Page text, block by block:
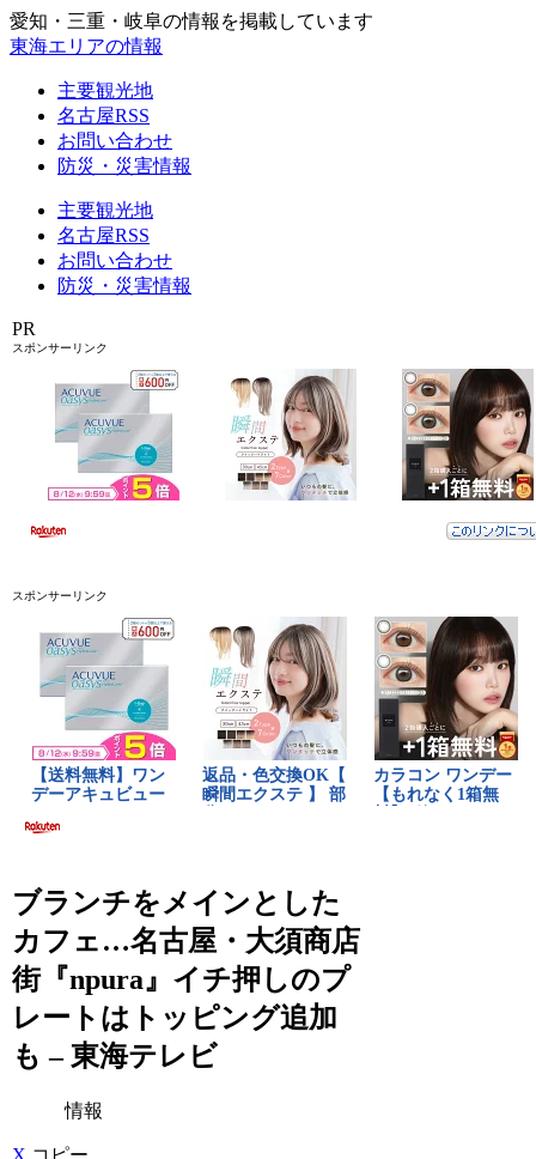
愛知・三重・岐阜の情報を掲載しています
東海エリアの情報
主要観光地
名古屋RSS
お問い合わせ
防災・災害情報
主要観光地
名古屋RSS
お問い合わせ
防災・災害情報
PR
スポンサーリンク
スポンサーリンク
ブランチをメインとした
カフェ…名古屋・大須商店
街『npura』イチ押しのプ
レートはトッピング追加
も – 東海テレビ
情報
X コピー